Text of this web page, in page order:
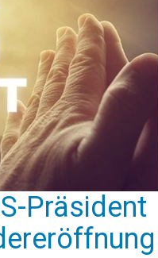
Präsident